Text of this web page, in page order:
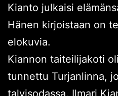
Kianto julkaisi
Hänen kirjoistaan on
elokuvia.
Kiannon taiteilijakoti
tunnettu Turjanlinna,